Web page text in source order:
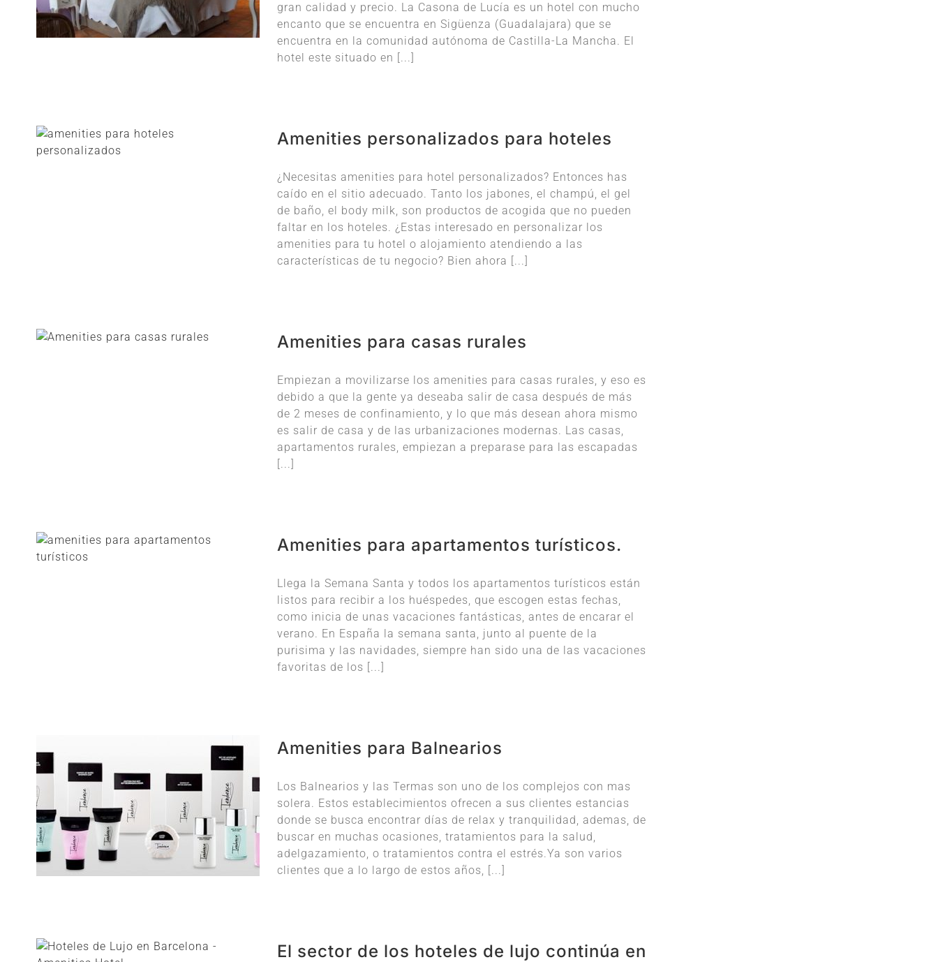
gran calidad y precio. La Casona de Lucía es un hotel con mucho
encanto que se encuentra en Sigüenza (Guadalajara) que se
encuentra en la comunidad autónoma de Castilla-La Mancha. El
hotel este situado en [...]
Amenities personalizados para hoteles
¿Necesitas amenities para hotel personalizados? Entonces has
caído en el sitio adecuado. Tanto los jabones, el champú, el gel
de baño, el body milk, son productos de acogida que no pueden
faltar en los hoteles. ¿Estas interesado en personalizar los
amenities para tu hotel o alojamiento atendiendo a las
características de tu negocio? Bien ahora [...]
Amenities para casas rurales
Empiezan a movilizarse los amenities para casas rurales, y eso es
debido a que la gente ya deseaba salir de casa después de más
de 2 meses de confinamiento, y lo que más desean ahora mismo
es salir de casa y de las urbanizaciones modernas. Las casas,
apartamentos rurales, empiezan a preparase para las escapadas
[...]
Amenities para apartamentos turísticos.
Llega la Semana Santa y todos los apartamentos turísticos están
listos para recibir a los huéspedes, que escogen estas fechas,
como inicia de unas vacaciones fantásticas, antes de encarar el
verano. En España la semana santa, junto al puente de la
purisima y las navidades, siempre han sido una de las vacaciones
favoritas de los [...]
Amenities para Balnearios
Los Balnearios y las Termas son uno de los complejos con mas
solera. Estos establecimientos ofrecen a sus clientes estancias
donde se busca encontrar días de relax y tranquilidad, ademas, de
buscar en muchas ocasiones, tratamientos para la salud,
adelgazamiento, o tratamientos contra el estrés.Ya son varios
clientes que a lo largo de estos años, [...]
El sector de los hoteles de lujo continúa en